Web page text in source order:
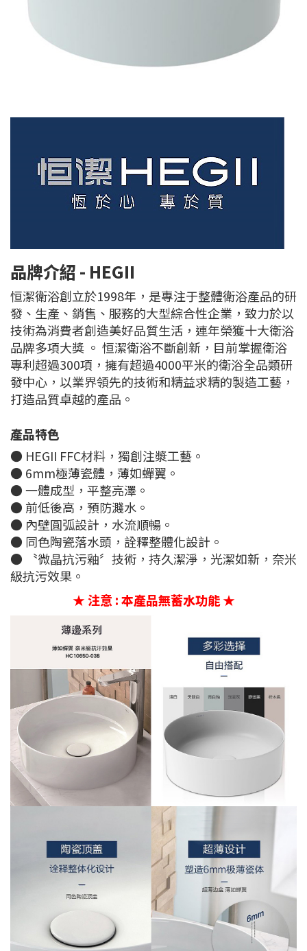
品牌介紹 - HEGII
恒潔衛浴創立於1998年，是專注于整體衛浴產品的研
發、生產、銷售、服務的大型綜合性企業，致力於以
技術為消費者創造美好品質生活，連年榮獲十大衛浴
品牌多項大獎 。 恒潔衛浴不斷創新，目前掌握衛浴
專利超過300項，擁有超過4000平米的衛浴全品類研
發中心，以業界領先的技術和精益求精的製造工藝，
打造品質卓越的產品。
產品特色
● HEGII FFC材料，獨創注漿工藝。
● 6mm極薄瓷體，薄如蟬翼。
● 一體成型，平整亮澤。
● 前低後高，預防濺水。
● 內壁圓弧設計，水流順暢。
● 同色陶瓷落水頭，詮釋整體化設計。
● 〝微晶抗污釉〞技術，持久潔淨，光潔如新，奈米
級抗污效果。
★ 注意 : 本產品無蓄水功能 ★